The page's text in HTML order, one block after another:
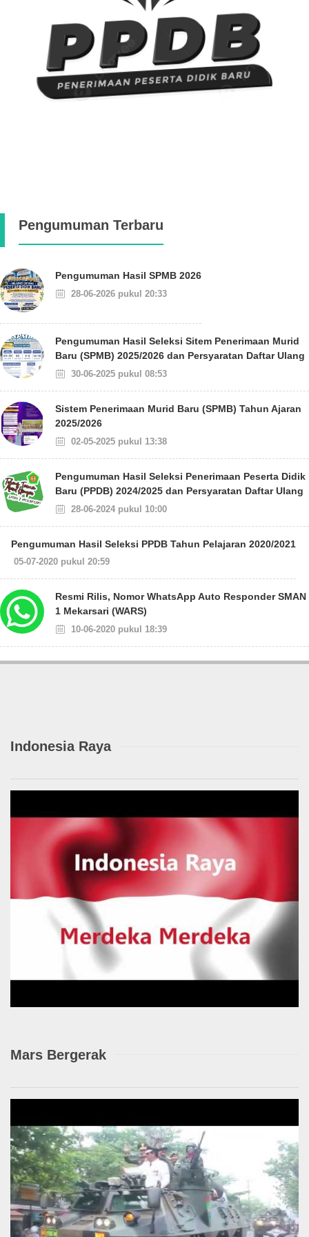
Pengumuman Terbaru
Pengumuman Hasil SPMB 2026
28-06-2026 pukul 20:33
Pengumuman Hasil Seleksi Sitem Penerimaan Murid
Baru (SPMB) 2025/2026 dan Persyaratan Daftar Ulang
30-06-2025 pukul 08:53
Sistem Penerimaan Murid Baru (SPMB) Tahun Ajaran
2025/2026
02-05-2025 pukul 13:38
Pengumuman Hasil Seleksi Penerimaan Peserta Didik
Baru (PPDB) 2024/2025 dan Persyaratan Daftar Ulang
28-06-2024 pukul 10:00
Pengumuman Hasil Seleksi PPDB Tahun Pelajaran 2020/2021
05-07-2020 pukul 20:59
Resmi Rilis, Nomor WhatsApp Auto Responder SMAN
1 Mekarsari (WARS)
10-06-2020 pukul 18:39
Indonesia Raya
Mars Bergerak